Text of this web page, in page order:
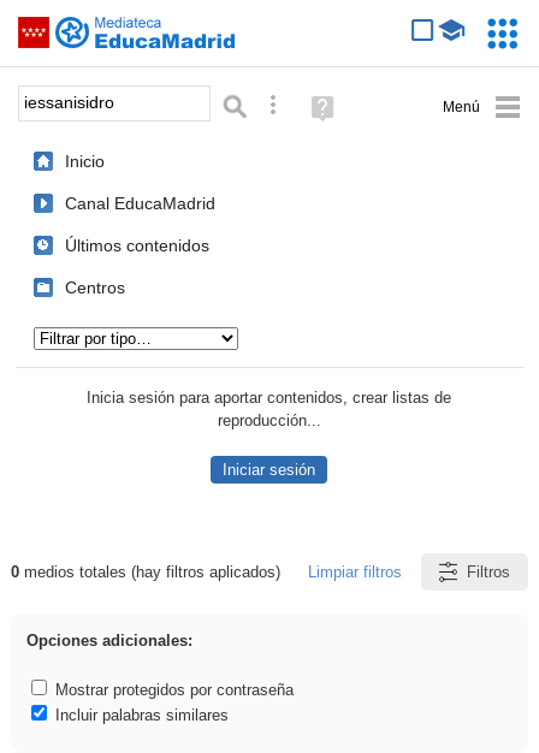
Saltar navegación
Palabra o frase: Búsqueda avanzada
Ayuda
(en
Inicio
Canal EducaMadrid
Últimos contenidos
Centros
Inicia sesión para aportar contenidos, crear listas de
reproducción...
Iniciar sesión
Resultados de: iessanisidro
0medios totales (hay filtros aplicados) Limpiar filtros Filtros
Opciones adicionales:
Mostrar protegidos por contraseña
Incluir palabras similares